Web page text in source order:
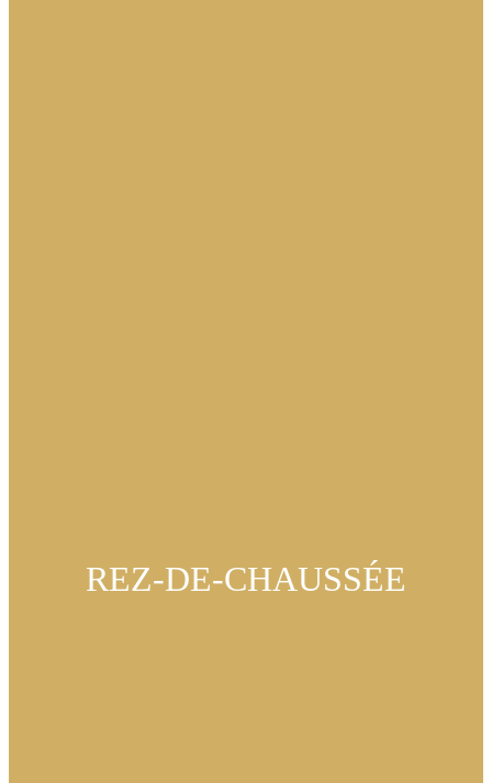
REZ-DE-CHAUSSÉE